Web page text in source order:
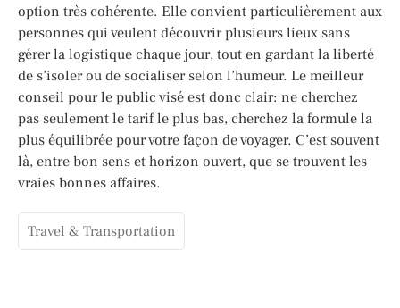
option très cohérente. Elle convient particulièrement aux
personnes qui veulent découvrir plusieurs lieux sans
gérer la logistique chaque jour, tout en gardant la liberté
de s’isoler ou de socialiser selon l’humeur. Le meilleur
conseil pour le public visé est donc clair: ne cherchez
pas seulement le tarif le plus bas, cherchez la formule la
plus équilibrée pour votre façon de voyager. C’est souvent
là, entre bon sens et horizon ouvert, que se trouvent les
vraies bonnes affaires.
Travel & Transportation